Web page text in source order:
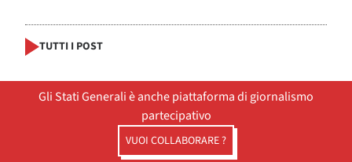
TUTTI I POST
Gli Stati Generali è anche piattaforma di giornalismo
partecipativo
VUOI COLLABORARE ?